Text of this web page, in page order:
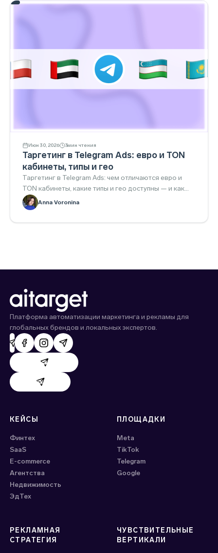
Июн 30, 2026 3мин чтения
Таргетинг в Telegram Ads: евро и TON
кабинеты, типы и гео
Таргетинг в Telegram Ads: чем отличаются евро и
TON кабинеты, какие типы и гео доступны — и как
всё настроить.
Anna Voronina
Платформа автоматизации маркетинга и рекламы для
глобальных брендов и локальных экспертов.
Поддержка AdHand
Поддержка Evido
КЕЙСЫ
Финтех
SaaS
E-commerce
Агентства
Недвижимость
ЭдТех
ПЛОЩАДКИ
Meta
ТikTok
Telegram
Google
РЕКЛАМНАЯ
СТРАТЕГИЯ
ЧУВСТВИТЕЛЬНЫЕ
ВЕРТИКАЛИ